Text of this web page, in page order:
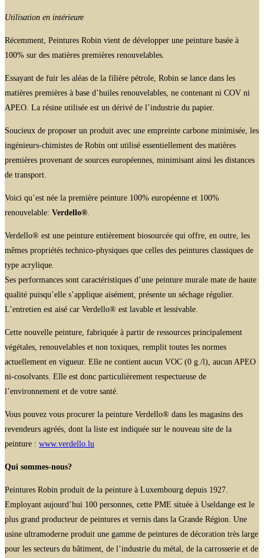
Utilisation en intérieure
Récemment, Peintures Robin vient de développer une peinture basée à
100% sur des matières premières renouvelables.
Essayant de fuir les aléas de la filière pétrole, Robin se lance dans les
matières premières à base d’huiles renouvelables, ne contenant ni COV ni
APEO. La résine utilisée est un dérivé de l’industrie du papier.
Soucieux de proposer un produit avec une empreinte carbone minimisée, les
ingénieurs-chimistes de Robin ont utilisé essentiellement des matières
premières provenant de sources européennes, minimisant ainsi les distances
de transport.
Voici qu’est née la première peinture 100% européenne et 100%
renouvelable: Verdello®
Verdello® est une peinture entièrement biosourcée qui offre, en outre, les
mêmes propriétés technico-physiques que celles des peintures classiques de
type acrylique.
Ses performances sont caractéristiques d’une peinture murale mate de haute
qualité puisqu’elle s’applique aisément, présente un séchage régulier.
L’entretien est aisé car Verdello® est lavable et lessivable.
Cette nouvelle peinture, fabriquée à partir de ressources principalement
végétales, renouvelables et non toxiques, remplit toutes les normes
actuellement en vigueur. Elle ne contient aucun VOC (0 g./l), aucun APEO
ni-cosolvants. Elle est donc particulièrement respectueuse de
l’environnement et de votre santé.
Vous pouvez vous procurer la peinture Verdello® dans les magasins des
revendeurs agréés, dont la liste est indiquée sur le nouveau site de la
peinture : www.verdello.lu
Qui sommes-nous?
Peintures Robin produit de la peinture à Luxembourg depuis 1927.
Employant aujourd’hui 100 personnes, cette PME située à Useldange est le
plus grand producteur de peintures et vernis dans la Grande Région. Une
usine ultramoderne produit une gamme de peintures de décoration très large
pour les secteurs du bâtiment, de l’industrie du métal, de la carrosserie et de